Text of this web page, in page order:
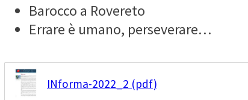
Barocco a Rovereto
Errare è umano, perseverare…
INforma-2022_2 (pdf)